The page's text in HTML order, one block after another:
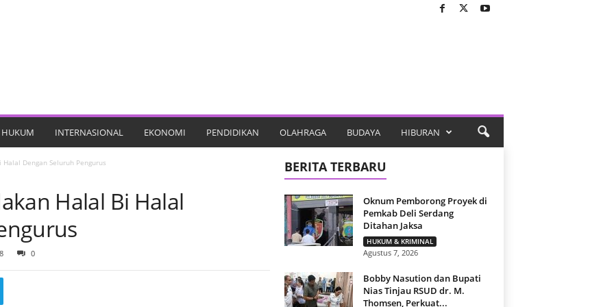
HUKUM INTERNASIONAL EKONOMI PENDIDIKAN OLAHRAGA BUDAYA HIBURAN
Halal Dengan Seluruh Pengurus
Halal Bi Halal
0
BERITA TERBARU
Oknum Pemborong Proyek di
Pemkab Deli Serdang
Ditahan Jaksa
HUKUM & KRIMINAL
Agustus 7, 2026
Bobby Nasution dan Bupati
Nias Tinjau RSUD dr. M.
Thomsen, Perkuat...